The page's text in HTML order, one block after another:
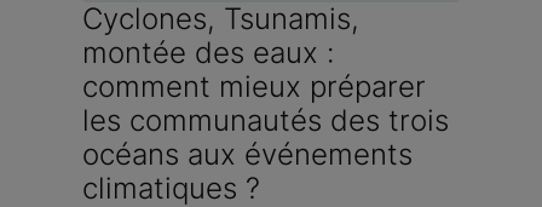
Cyclones, Tsunamis,
montée des eaux :
comment mieux préparer
les communautés des trois
océans aux événements
climatiques ?